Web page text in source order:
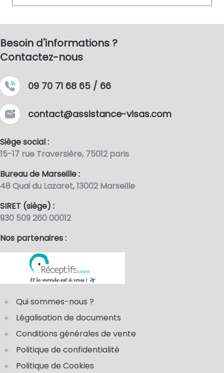
Besoin d'informations ?
Contactez-nous
09 70 71 68 65 / 66
contact@assistance-visas.com
Siège social :
15-17 rue Traversière, 75012 paris
Bureau de Marseille :
48 Quai du Lazaret, 13002 Marseille
SIRET (siège) :
930 509 260 00012
Nos partenaires :
Qui sommes-nous ?
Légalisation de documents
Conditions générales de vente
Politique de confidentialité
Politique de Cookies